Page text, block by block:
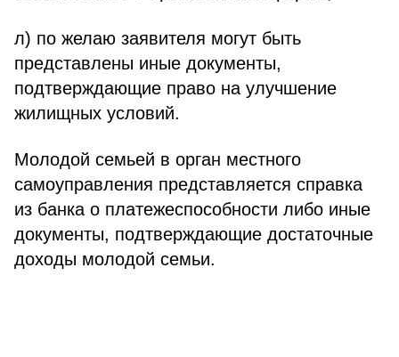
л) по желаю заявителя могут быть
представлены иные документы,
подтверждающие право на улучшение
жилищных условий.
Молодой семьей в орган местного
самоуправления представляется справка
из банка о платежеспособности либо иные
документы, подтверждающие достаточные
доходы молодой семьи.